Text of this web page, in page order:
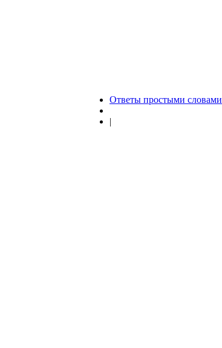
Ответы простыми словами
|